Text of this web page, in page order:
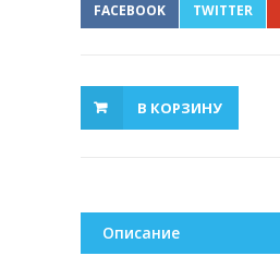
FACEBOOK TWITTER
В КОРЗИНУ
Описание